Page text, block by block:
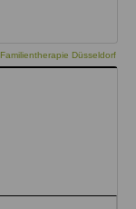
Düsseldorf